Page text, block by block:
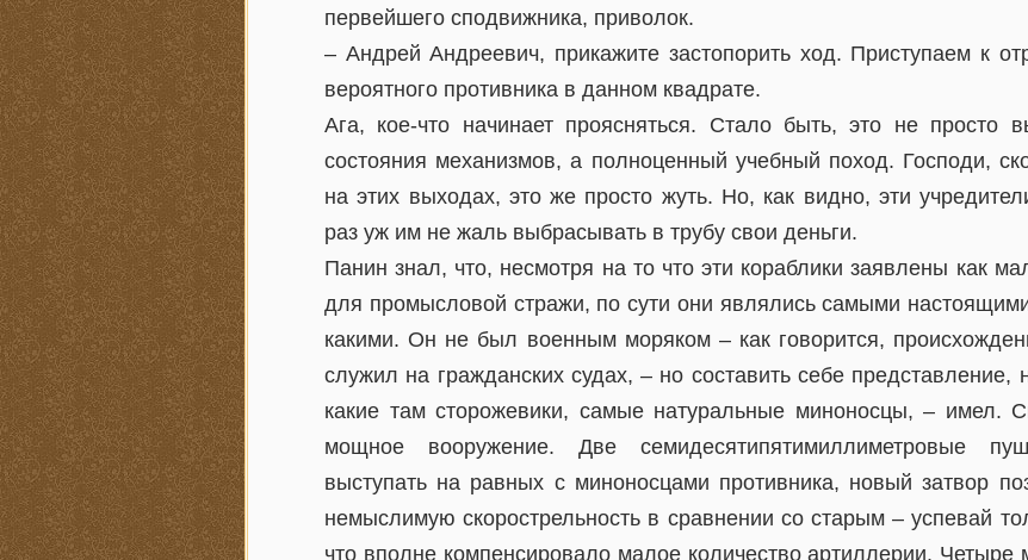
первейшего сподвижника, приволок.
– Андрей Андреевич, прикажите застопорить ход. Приступаем к
вероятного противника в данном квадрате.
Ага, кое-что начинает проясняться. Стало быть, это не просто
состояния механизмов, а полноценный учебный поход. Господи,
на этих выходах, это же просто жуть. Но, как видно, эти
раз уж им не жаль выбрасывать в трубу свои деньги.
Панин знал, что, несмотря на то что эти кораблики заявлены как
для промысловой стражи, по сути они являлись самыми
какими. Он не был военным моряком – как говорится,
служил на гражданских судах, – но составить себе представление,
какие там сторожевики, самые натуральные миноносцы, – имел.
мощное вооружение. Две семидесятипятимиллиметровые
выступать на равных с миноносцами противника, новый затвор
немыслимую скорострельность в сравнении со старым – успевай
что вполне компенсировало малое количество артиллерии.